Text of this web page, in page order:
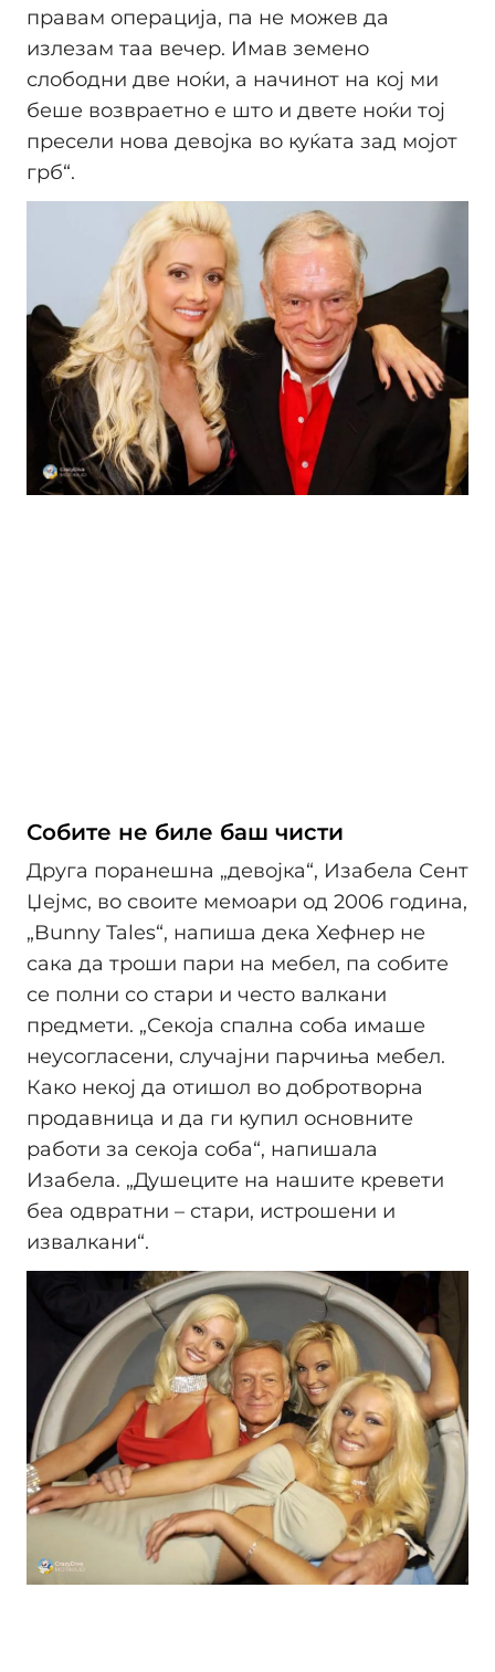
правам операција, па не можев да
излезам таа вечер. Имав земено
слободни две ноќи, а начинот на кој ми
беше возвраетно е што и двете ноќи тој
пресели нова девојка во куќата зад мојот
грб“.
Собите не биле баш чисти
Друга поранешна „девојка“, Изабела Сент
Џејмс, во своите мемоари од 2006 година,
„Bunny Tales“, напиша дека Хефнер не
сака да троши пари на мебел, па собите
се полни со стари и често валкани
предмети. „Секоја спална соба имаше
неусогласени, случајни парчиња мебел.
Како некој да отишол во добротворна
продавница и да ги купил основните
работи за секоја соба“, напишала
Изабела. „Душеците на нашите кревети
беа одвратни – стари, истрошени и
извалкани“.